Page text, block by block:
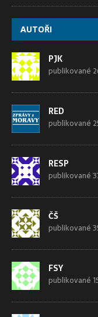
AUTOŘI
PJK
publikované
RED
publikované
RESP
publikované
ČŠ
publikované
FSY
publikované